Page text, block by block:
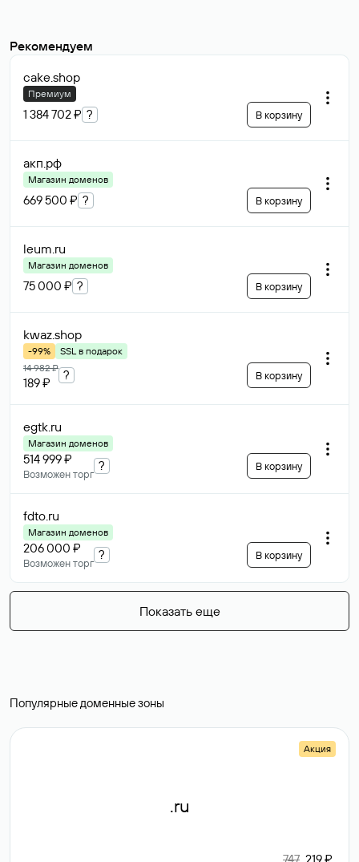
Рекомендуем
cake.shop
Премиум
1 384 702 ₽ ? В корзину
акп.рф
Магазин доменов
669 500 ₽ ? В корзину
leum.ru
Магазин доменов
75 000 ₽ ? В корзину
kwaz.shop
-99%
SSL в подарок
14 982 ₽
189 ₽
? В корзину
egtk.ru
Магазин доменов
514 999 ₽
Возможен торг
? В корзину
fdto.ru
Магазин доменов
206 000 ₽
Возможен торг
? В корзину
Показать еще
Популярные доменные зоны
Акция
.ru